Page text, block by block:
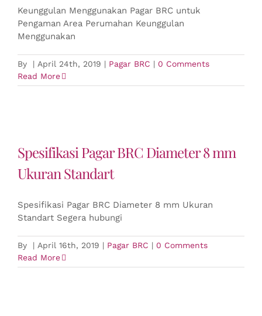
Keunggulan Menggunakan Pagar BRC untuk
Pengaman Area Perumahan Keunggulan
Menggunakan
By | April 24th, 2019 | Pagar BRC | 0 Comments
Read More
Spesifikasi Pagar BRC Diameter 8 mm
Ukuran Standart
Spesifikasi Pagar BRC Diameter 8 mm Ukuran
Standart Segera hubungi
By | April 16th, 2019 | Pagar BRC | 0 Comments
Read More